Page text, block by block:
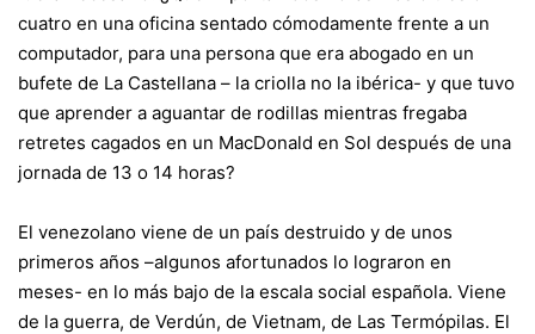
cuatro en una oficina sentado cómodamente frente a un
computador, para una persona que era abogado en un
bufete de La Castellana – la criolla no la ibérica- y que tuvo
que aprender a aguantar de rodillas mientras fregaba
retretes cagados en un MacDonald en Sol después de una
jornada de 13 o 14 horas?
El venezolano viene de un país destruido y de unos
primeros años –algunos afortunados lo lograron en
meses- en lo más bajo de la escala social española. Viene
de la guerra, de Verdún, de Vietnam, de Las Termópilas. El